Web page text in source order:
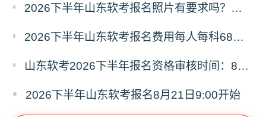
2026下半年山东软考报名照片有要求吗？必须为白色背景彩色证件照
2026下半年山东软考报名费用每人每科68元，报名缴费9月8日16:00截止
山东软考2026下半年报名资格审核时间：8月21日9:00—9月4日16:00
2026下半年山东软考报名8月21日9:00开始